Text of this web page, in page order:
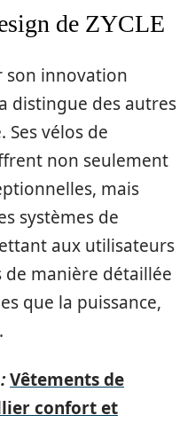
de ZYCLE
son innovation
distingue des autres
Ses vélos de
non seulement
mais
systèmes de
aux utilisateurs
manière détaillée
que la puissance,
Vêtements de
confort et